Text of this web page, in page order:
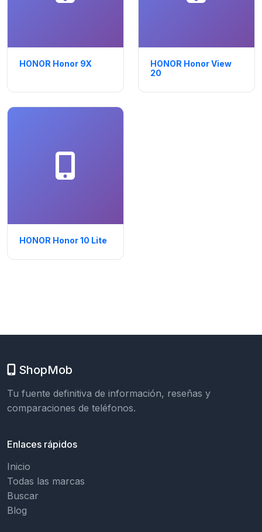
HONOR Honor 9X
HONOR Honor View
20
HONOR Honor 10 Lite
ShopMob
Tu fuente definitiva de información, reseñas y
comparaciones de teléfonos.
Enlaces rápidos
Inicio
Todas las marcas
Buscar
Blog